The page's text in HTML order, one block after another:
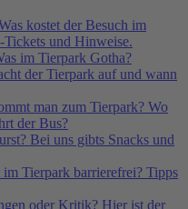
kostet der Besuch im
Tickets und Hinweise.
im Tierpark Gotha?
der Tierpark auf und wann
man zum Tierpark? Wo
der Bus?
Bei uns gibts Snacks und
im Tierpark barrierefrei? Tipps
oder Kritik? Hier ist der